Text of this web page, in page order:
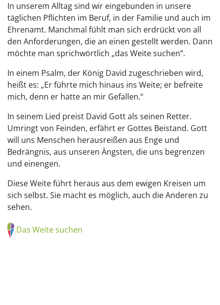
In unserem Alltag sind wir eingebunden in unsere
täglichen Pflichten im Beruf, in der Familie und auch im
Ehrenamt. Manchmal fühlt man sich erdrückt von all
den Anforderungen, die an einen gestellt werden. Dann
möchte man sprichwörtlich „das Weite suchen“.
In einem Psalm, der König David zugeschrieben wird,
heißt es: „Er führte mich hinaus ins Weite; er befreite
mich, denn er hatte an mir Gefallen.“
In seinem Lied preist David Gott als seinen Retter.
Umringt von Feinden, erfährt er Gottes Beistand. Gott
will uns Menschen herausreißen aus Enge und
Bedrängnis, aus unseren Ängsten, die uns begrenzen
und einengen.
Diese Weite führt heraus aus dem ewigen Kreisen um
sich selbst. Sie macht es möglich, auch die Anderen zu
sehen.
Das Weite suchen